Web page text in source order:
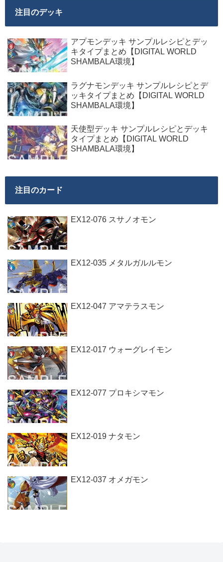
注目のデッキ
アプモンデッキ サンプルレシピとデッ
キタイプまとめ【DIGITAL WORLD
SHAMBALA環境】
ラグナモンデッキ サンプルレシピとデ
ッキタイプまとめ【DIGITAL WORLD
SHAMBALA環境】
天使型デッキ サンプルレシピとデッキ
タイプまとめ【DIGITAL WORLD
SHAMBALA環境】
注目のカード
EX12-076 スサノオモン
EX12-035 メタルガルルモン
EX12-047 アマテラスモン
EX12-017 ウォーグレイモン
EX12-077 プロキシマモン
EX12-019 ナタモン
EX12-037 オメガモン